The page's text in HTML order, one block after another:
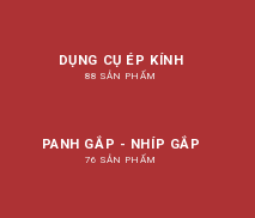
DỤNG CỤ ÉP KÍNH
88 SẢN PHẨM
PANH GẮP - NHÍP GẮP
76 SẢN PHẨM